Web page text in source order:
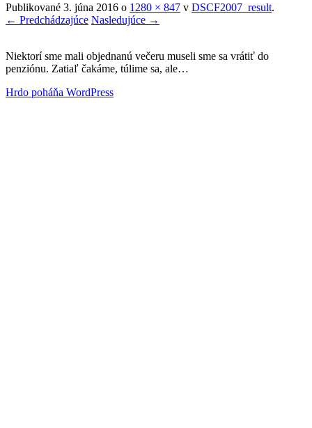
Publikované 3. júna 2016 o 1280 × 847 v DSCF2007_result.
← Predchádzajúce Nasledujúce →
Niektorí sme mali objednanú večeru museli sme sa vrátiť do
penziónu. Zatiaľ čakáme, túlime sa, ale…
Hrdo poháňa WordPress